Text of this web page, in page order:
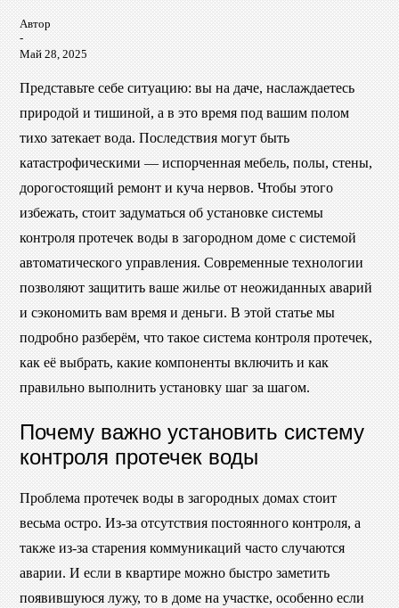
Автор
-
Май 28, 2025
Представьте себе ситуацию: вы на даче, наслаждаетесь
природой и тишиной, а в это время под вашим полом
тихо затекает вода. Последствия могут быть
катастрофическими — испорченная мебель, полы, стены,
дорогостоящий ремонт и куча нервов. Чтобы этого
избежать, стоит задуматься об установке системы
контроля протечек воды в загородном доме с системой
автоматического управления. Современные технологии
позволяют защитить ваше жилье от неожиданных аварий
и сэкономить вам время и деньги. В этой статье мы
подробно разберём, что такое система контроля протечек,
как её выбрать, какие компоненты включить и как
правильно выполнить установку шаг за шагом.
Почему важно установить систему
контроля протечек воды
Проблема протечек воды в загородных домах стоит
весьма остро. Из-за отсутствия постоянного контроля, а
также из-за старения коммуникаций часто случаются
аварии. И если в квартире можно быстро заметить
появившуюся лужу, то в доме на участке, особенно если